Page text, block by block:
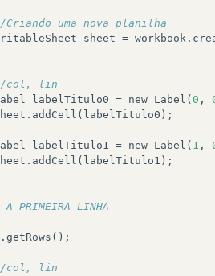
Criando uma nova planilha
sheet = workbook .
col, lin
labelTitulo0 = new Label ( 0 ,
. addCell ( labelTitulo0 );
labelTitulo1 = new Label ( 1 ,
. addCell ( labelTitulo1 );
A PRIMEIRA LINHA
. getRows ();
col, lin